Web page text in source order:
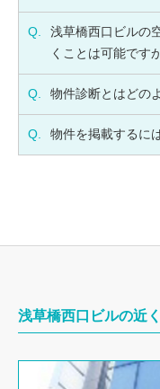
Q.
浅草橋西口ビルの
くことは可能です
Q. 物件診断とはどの
Q. 物件を掲載するに
浅草橋西口ビルの近